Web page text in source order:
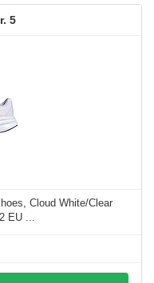
5
Cloud White/Clear
EU ...